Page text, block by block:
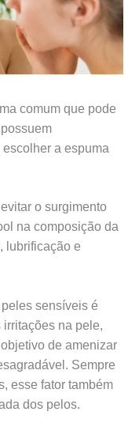
comum que pode
a espuma
o surgimento
na composição da
lubrificação e
sensíveis é
irritações na pele,
de amenizar
Sempre
esse fator também
dos pelos.